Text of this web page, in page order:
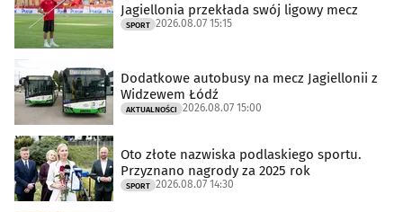
Jagiellonia przekłada swój ligowy mecz
SPORT 2026.08.07 15:15
Dodatkowe autobusy na mecz Jagiellonii z
Widzewem Łódź
AKTUALNOŚCI 2026.08.07 15:00
Oto złote nazwiska podlaskiego sportu.
Przyznano nagrody za 2025 rok
SPORT 2026.08.07 14:30